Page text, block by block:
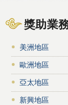
獎助業
美洲地區
歐洲地區
亞太地區
新興地區